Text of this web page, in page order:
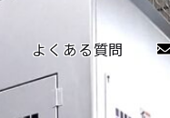
よくある質問